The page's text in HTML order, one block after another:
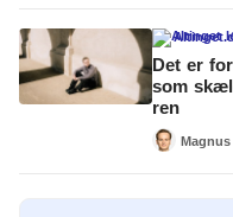
Det er
som
ren